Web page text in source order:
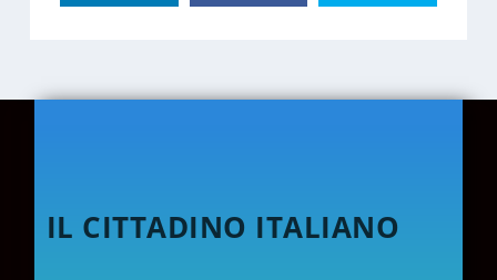
IL CITTADINO ITALIANO